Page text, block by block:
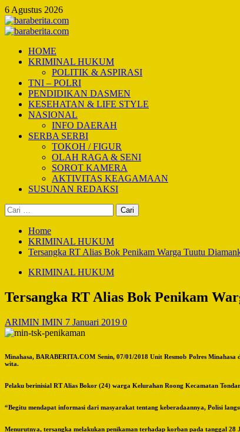
Skip
to
content
6 Agustus 2026
Primary
HOME
KRIMINAL HUKUM
POLITIK & ASPIRASI
TNI – POLRI
PENDIDIKAN DASMEN
KESEHATAN & LIFE STYLE
NASIONAL
INFO DAERAH
SERBA SERBI
TOKOH / FIGUR
OLAH RAGA & SENI
SOROT KAMERA
AKTIVITAS KEAGAMAAN
SUSUNAN REDAKSI
Cari
untuk:
Home
KRIMINAL HUKUM
Tersangka RT Alias Bok Penikam Warga Tuutu
KRIMINAL HUKUM
Tersangka RT Alias Bok Penikam
ARIMIN IMIN 7 Januari 2019 0
Minahasa, BARABERITA.COM Senin, 07/01/2018 Unit Resmob Polres
wita.
Pelaku berinisial RT Alias Bokor (24) warga Kelurahan Roong Kecamatan
“Begitu mendapat informasi dari masyarakat tentang keberadaannya, Polisi
Menurutnya, tersangka melakukan penikaman terhadap korban pada tanggal